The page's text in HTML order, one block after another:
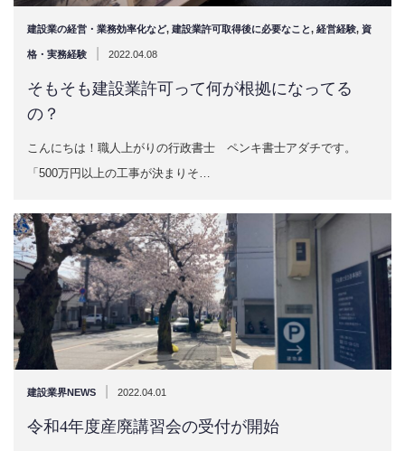
建設業の経営・業務効率化など, 建設業許可取得後に必要なこと, 経営経験, 資
格・実務経験 2022.04.08
そもそも建設業許可って何が根拠になってる
の？
こんにちは！職人上がりの行政書士 ペンキ書士アダチです。
「500万円以上の工事が決まりそ…
建設業界NEWS 2022.04.01
令和4年度産廃講習会の受付が開始